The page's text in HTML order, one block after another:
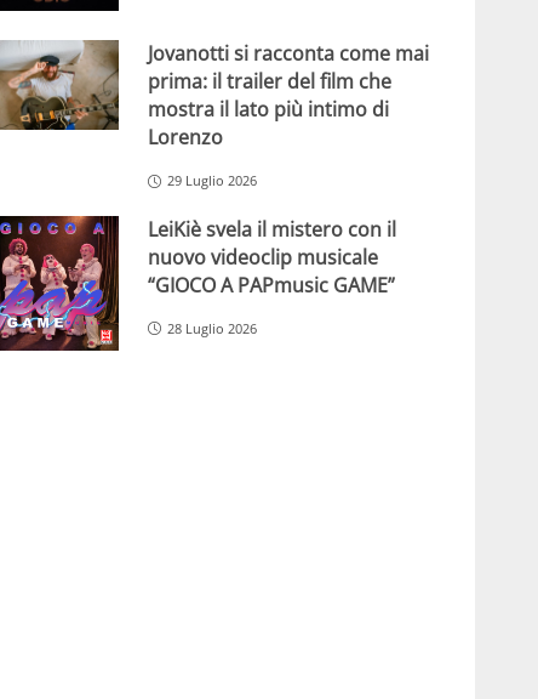
Jovanotti si racconta come mai
prima: il trailer del film che
mostra il lato più intimo di
Lorenzo
29 Luglio 2026
LeiKiè svela il mistero con il
nuovo videoclip musicale
“GIOCO A PAPmusic GAME”
28 Luglio 2026